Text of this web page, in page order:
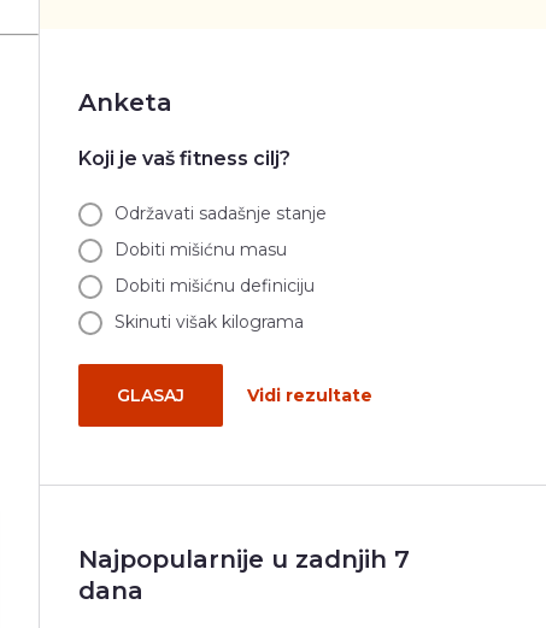
Anketa
Koji je vaš fitness cilj?
Održavati sadašnje stanje
Dobiti mišićnu masu
Dobiti mišićnu definiciju
Skinuti višak kilograma
GLASAJ Vidi rezultate
Najpopularnije u zadnjih 7
dana